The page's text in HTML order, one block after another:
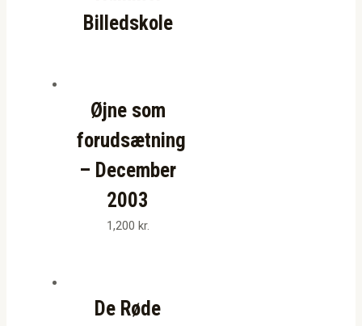
Billedskole
Øjne som
forudsætning
– December
2003
1,200 kr.
De Røde